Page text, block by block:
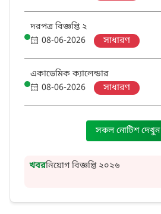
দরপত্র বিজ্ঞপ্তি ২
08-06-2026
সাধারণ
একাডেমিক ক্যালেন্ডার
08-06-2026
সাধারণ
সকল নোটিশ দেখুন
খবরনিয়োগ বিজ্ঞপ্তি ২০২৬